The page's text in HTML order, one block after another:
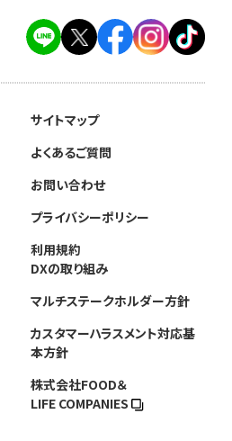
サイトマップ
よくあるご質問
お問い合わせ
プライバシーポリシー
利用規約
DXの取り組み
マルチステークホルダー方針
カスタマーハラスメント対応基
本方針
株式会社FOOD＆
LIFE COMPANIES